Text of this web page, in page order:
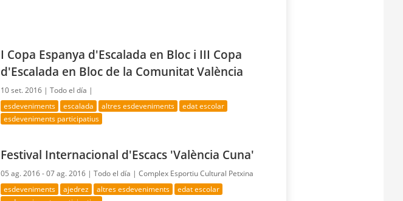
I Copa Espanya d'Escalada en Bloc i III Copa
d'Escalada en Bloc de la Comunitat València
10 set. 2016 |Todo el día |
esdeveniments escalada altres esdeveniments
edat escolar
esdeveniments participatius
Festival Internacional d'Escacs 'València Cuna'
05 ag. 2016 - 07 ag. 2016 |Todo el día |Complex Esportiu Cultural Petxina
esdeveniments ajedrez altres esdeveniments
edat escolar